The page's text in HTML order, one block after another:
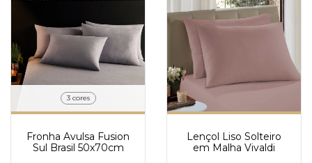
3 cores
Fronha Avulsa Fusion
Sul Brasil 50x70cm
Lençol Liso Solteiro
em Malha Vivaldi